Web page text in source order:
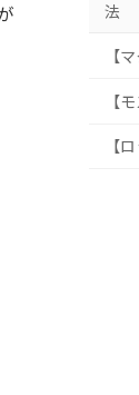
法
【
【
【